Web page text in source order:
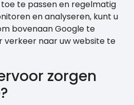
te passen en regelmatig
en analyseren, kunt u
bovenaan Google te
verkeer naar uw website te
zorgen